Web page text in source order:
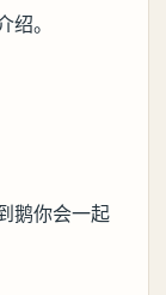
。
鹅你会一起